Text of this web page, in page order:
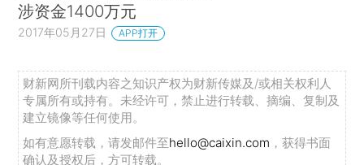
涉资金1400万元
2017年05月27日 APP打开
财新网所刊载内容之知识产权为财新传媒及/或相关权利人
专属所有或持有。未经许可，禁止进行转载、摘编、复制及
建立镜像等任何使用。
如有意愿转载，请发邮件至hello@caixin.com ，获得书面
确认及授权后，方可转载。